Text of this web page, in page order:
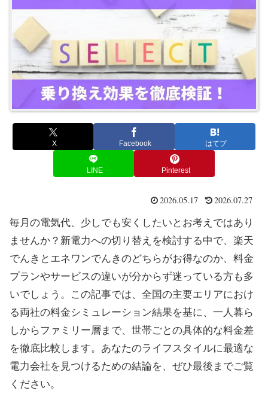
X Facebook はてブ
LINE Pinterest
2026.05.17
2026.07.27
毎月の電気代、少しでも安くしたいとお考えではあり
ませんか？新電力への切り替えを検討する中で、楽天
でんきとエネワンでんきのどちらがお得なのか、料金
プランやサービスの違いが分からず迷っている方も多
いでしょう。この記事では、全国の主要エリアにおけ
る両社の料金シミュレーション結果を基に、一人暮ら
しからファミリー層まで、世帯ごとの具体的な料金差
を徹底比較します。あなたのライフスタイルに最適な
電力会社を見つけるための結論を、ぜひ最後までご覧
ください。